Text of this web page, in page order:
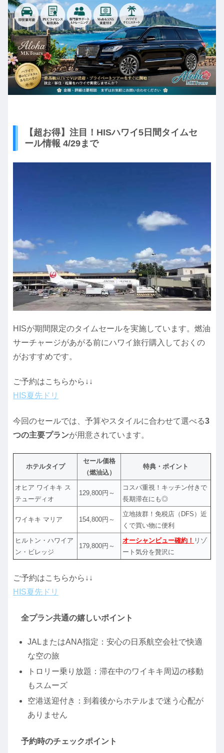
【超お得】注目！HISハワイ5日間タイムセ
ール情報 4/29まで
HISが期間限定のタイムセールを実施しています。燃油
サーチャージがあがる前にハワイ旅行購入しておくの
がおすすめです。
ご予約はこちらから↓↓
HIS夏先ドリ
今回のセールでは、予算やスタイルに合わせて選べる3
つの主要プランが用意されています。
ホテルタイプ
セール価格
（燃油込）
特典・ポイント
オヒア ワイキキ ス
テューディオ
129,800円～
コスパ重視！キッチン付きで
長期滞在にも◎
ワイキキ マリア 154,800円～
立地抜群！免税店（DFS）近
くで買い物に便利
ヒルトン・ハワイア
ン・ビレッジ
179,800円～
オーシャンビュー確約！ リゾ
ート気分を贅沢に
ご予約はこちらから↓↓
HIS夏先ドリ
全プラン共通の嬉しいポイント
JALまたはANA指定：安心の日系航空会社で快適
な空の旅
トロリー乗り放題：滞在中のワイキキ周辺の移動
もスムーズ
空港送迎付き：到着後からホテルまで迷う心配が
ありません
予約時のチェックポイント